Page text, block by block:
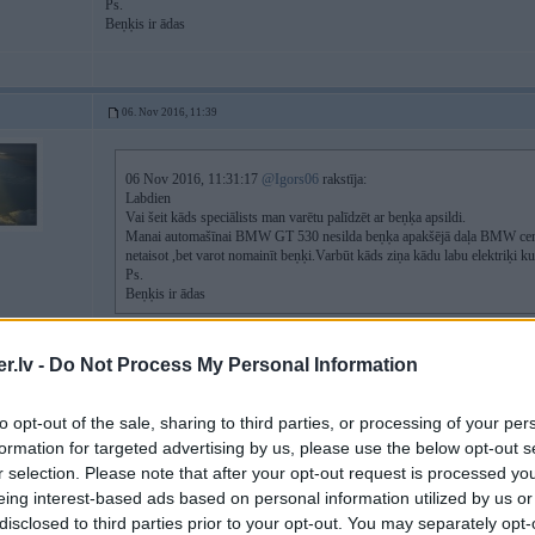
- Do Not Process My Personal Information
opt-out of the sale, sharing to third parties, or processing of your
for targeted advertising by us, please use the below opt-out
selection. Please note that after your opt-out request is processed
interest-based ads based on personal information utilized by us
to third parties prior to your opt-out. You may separately
Ps.
Beņķis ir ādas
06. Nov 2016, 11:39
06 Nov 2016, 11:31:17 @Igors06 rakstīja:
Labdien
Vai šeit kāds speciālists man varētu palīdzēt ar beņķa apsildi.
Manai automašīnai BMW GT 530 nesilda beņķa apakšējā daļa BMW
netaisot ,bet varot nomainīt beņķi.Varbūt kāds ziņa kādu labu elektriķi
Ps.
Beņķis ir ādas
Ja beigts sildelements, tad es pirktu jaunu pasu sildelementu un ar to rokas
06. Nov 2016, 11:52
Tā man teica BMW centrā ka beikts sildelements un ka viņš pats nemainās
Varbūt kāds labs elektriķis var uzņemties un šo sēdekli sataisīt.